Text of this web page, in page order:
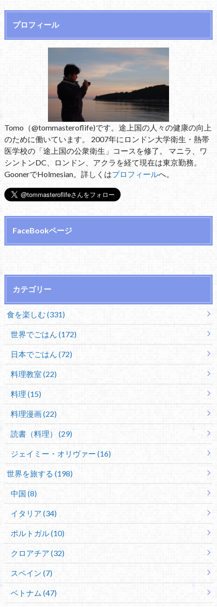
プロフィール
Tomo（@tommasteroflife)です。途上国の人々の健康の向上
のために働いています。 2007年にロンドン大学衛生・熱帯
医学校の「途上国の公衆衛生」コースを修了。 マニラ、ワ
シントンDC、ロンドン、アクラを経て現在は東京勤務。
GoonerでHolmesian。詳しくはプロフィールへ。
FaceBookページ
カテゴリー
食を楽しむ (331)
世界でごはん (172)
日本でごはん (72)
料理教室 (22)
料理 (15)
料理漫画 (22)
読書（料理） (29)
ジェイミー・オリヴァー (16)
世界を旅する (198)
中国 (8)
イタリア (34)
ポルトガル (10)
クロアチア (32)
スペイン (7)
ベトナム (47)